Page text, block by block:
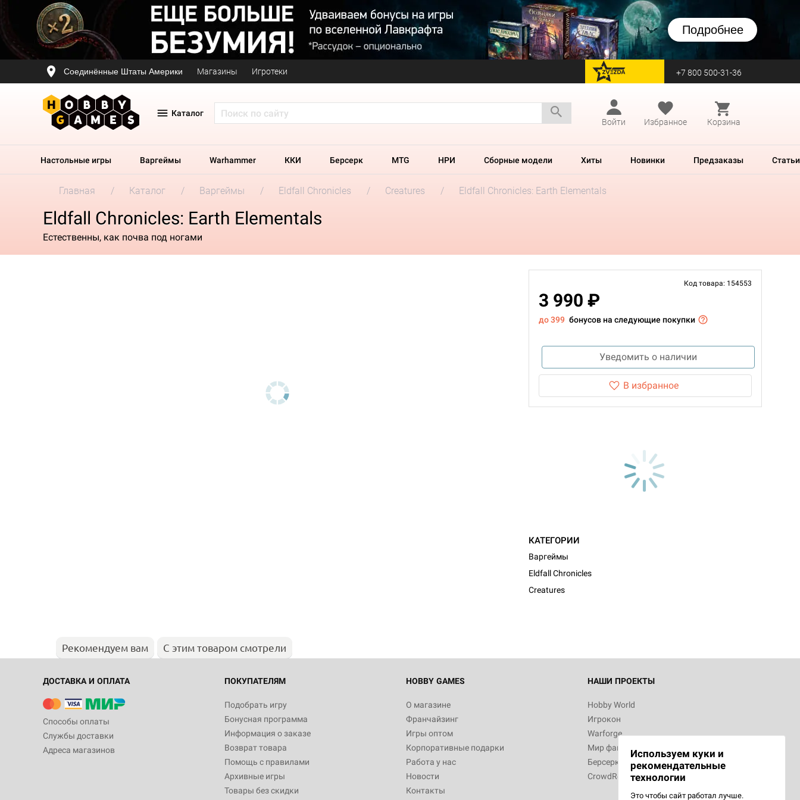
Подробнее
Соединённые Штаты Америки Магазины Игротеки перейти на Zvezda +7 800 500-31-36
Каталог
Войти
Избранное Корзина
Настольные игры Варгеймы Warhammer ККИ Берсерк MTG НРИ Сборные модели Хиты Новинки Предзаказы Статьи
Главная Каталог Варгеймы Eldfall Chronicles Creatures Eldfall Chronicles: Earth Elementals
Eldfall Chronicles: Earth Elementals
Естественны, как почва под ногами
Код товара: 154553
3 990 ₽
до 399 бонусов на следующие покупки
Уведомить о наличии
В избранное
КАТЕГОРИИ
Варгеймы
Eldfall Chronicles
Creatures
Рекомендуем вам С этим товаром смотрели
ДОСТАВКА И ОПЛАТА
Способы оплаты
Службы доставки
Адреса магазинов
ПОКУПАТЕЛЯМ
Подобрать игру
Бонусная программа
Информация о заказе
Возврат товара
Помощь с правилами
Архивные игры
Товары без скидки
HOBBY GAMES
О магазине
Франчайзинг
Игры оптом
Корпоративные подарки
Работа у нас
Новости
Контакты
НАШИ ПРОЕКТЫ
Hobby World
Игрокон
Warforge
Мир фантастики
Берсерк
CrowdRepublic
Используем куки и
рекомендательные
технологии
Это чтобы сайт работал лучше.